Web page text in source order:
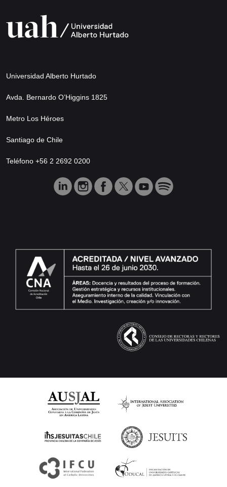
Universidad Alberto Hurtado
Avda. Bernardo O’Higgins 1825
Metro Los Héroes
Santiago de Chile
Teléfono +56 2 2692 0200